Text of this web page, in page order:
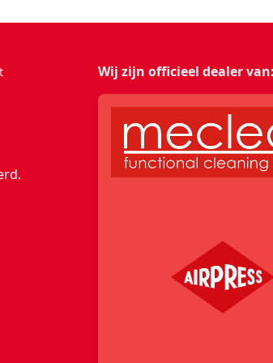
Wij zijn officieel dealer